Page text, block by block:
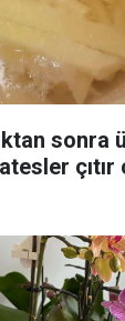
sonra
çıtır